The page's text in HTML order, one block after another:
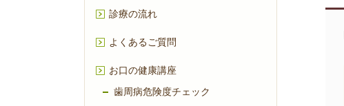
診療の流れ
よくあるご質問
お口の健康講座
歯周病危険度チェック